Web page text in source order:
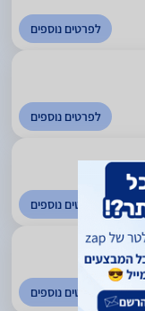
לפרטים נוספים
לפרטים נוספים
לפרטים נוספים
לפרטים נוספים